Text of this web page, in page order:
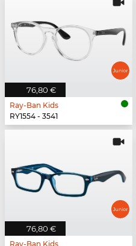
76,80 €
Ray-Ban Kids
RY1554 - 3541
76,80 €
Ray-Ban Kids